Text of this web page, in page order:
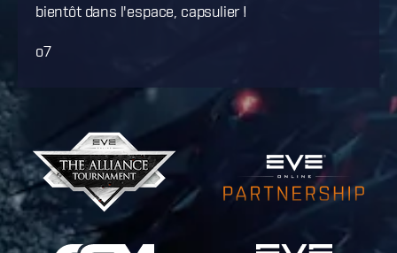
bientôt dans l'espace, capsulier !
o7